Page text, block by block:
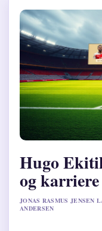
Hugo
og karriere
JONAS RASMUS JENSEN
ANDERSEN